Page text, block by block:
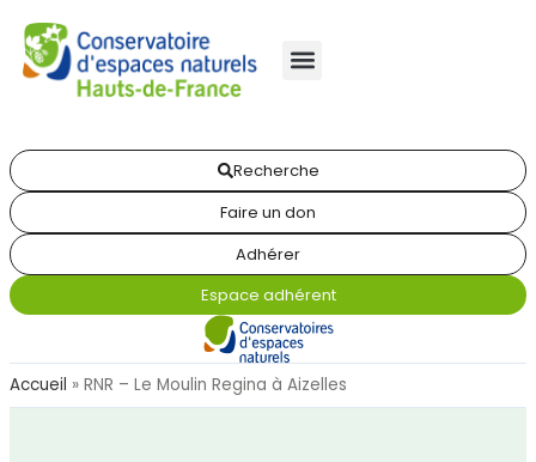
Recherche
Faire un don
Adhérer
Espace adhérent
Accueil » RNR – Le Moulin Regina à Aizelles